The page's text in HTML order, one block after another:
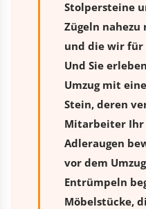
Stolpersteine
Zügeln
und die wir für
Und Sie
Umzugmit
Stein, deren
Mitarbeiter Ihr
Adleraugen
vor dem
Entrümpeln
Möbelstücke,